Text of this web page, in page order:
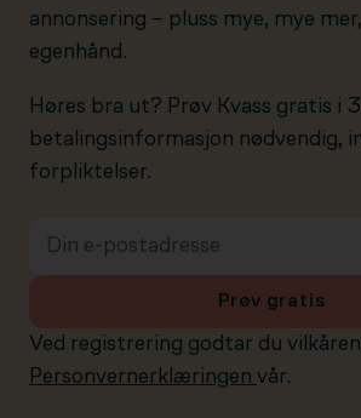
annonsering – pluss mye, mye
egenhånd.
Høres bra ut? Prøv Kvass gratis i
betalingsinformasjon nødvendig,
forpliktelser.
Ved registrering godtar du
Personvernerklæringen vår.
Prøv gratis